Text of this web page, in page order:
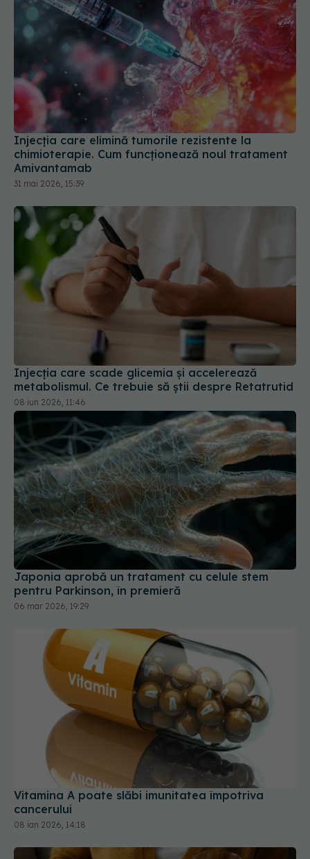
Injecția care elimină tumorile rezistente la
chimioterapie. Cum funcționează noul tratament
Amivantamab
31 mai 2026, 15:39
Injecția care scade glicemia și accelerează
metabolismul. Ce trebuie să știi despre Retatrutid
08 iun 2026, 11:46
Japonia aprobă un tratament cu celule stem
pentru Parkinson, în premieră
06 mar 2026, 19:29
Vitamina A poate slăbi imunitatea împotriva
cancerului
08 ian 2026, 14:18